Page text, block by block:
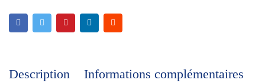
Description
Informations complémentaires